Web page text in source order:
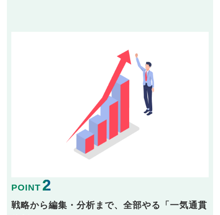
POINT 2
戦略から編集・分析まで、全部やる「一気通貫